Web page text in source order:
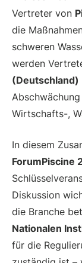
Vertreter von
die
schweren
werden
(Deutschland)
Wirtschafts-,
In diesem
ForumPiscine
Diskussion
die Branche
Nationalen
für die